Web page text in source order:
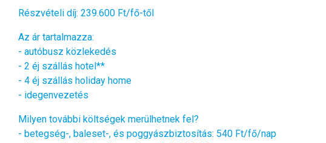
Részvételi díj: 239.600 Ft/fő-től
Az ár tartalmazza:
- autóbusz közlekedés
- 2 éj szállás hotel**
- 4 éj szállás holiday home
- idegenvezetés
Milyen további költségek merülhetnek fel?
- betegség-, baleset-, és poggyászbiztosítás: 540 Ft/fő/nap